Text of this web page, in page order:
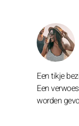
Een tikje
Een
worden